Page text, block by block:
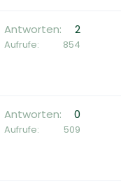
Antworten 2
Aufrufe 854
Antworten 0
Aufrufe 509